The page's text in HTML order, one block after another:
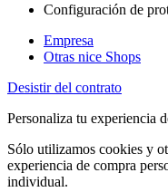
Configuración de
Empresa
Otras nice Shops
Desistir del contrato
Personaliza tu experiencia
Sólo utilizamos cookies y
experiencia de compra
individual.